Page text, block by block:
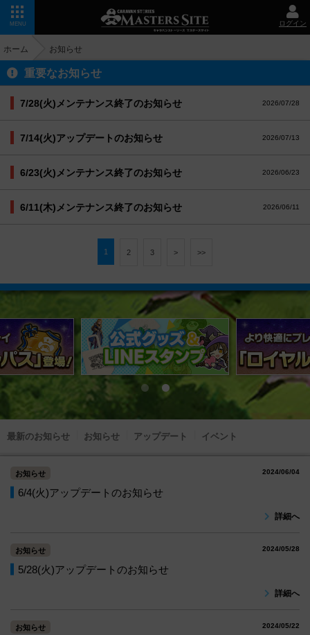
MENU ログイン
ホーム お知らせ
重要なお知らせ
7/28(火)メンテナンス終了のお知らせ 2026/07/28
7/14(火)アップデートのお知らせ 2026/07/13
6/23(火)メンテナンス終了のお知らせ 2026/06/23
6/11(木)メンテナンス終了のお知らせ 2026/06/11
1 2 3 > >>
最新のお知らせ お知らせ アップデート イベント
お知らせ 2024/06/04
6/4(火)アップデートのお知らせ
詳細へ
お知らせ 2024/05/28
5/28(火)アップデートのお知らせ
詳細へ
お知らせ 2024/05/22